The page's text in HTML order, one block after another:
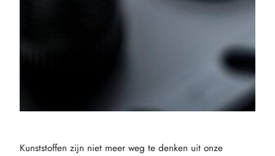
Kunststoffen zijn niet meer weg te denken uit onze